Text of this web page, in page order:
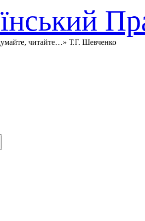
читайте…» Т.Г. Шевченко